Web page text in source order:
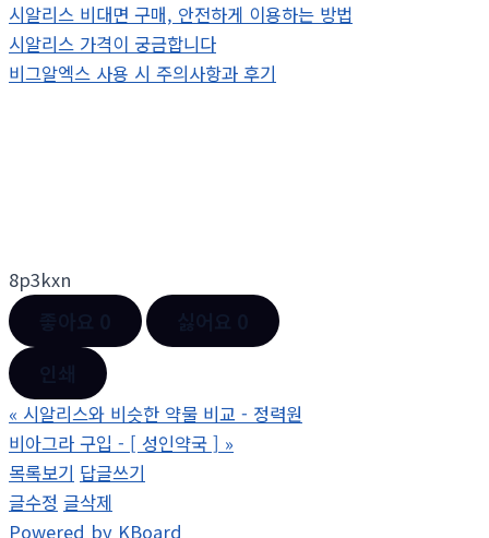
시알리스 비대면 구매, 안전하게 이용하는 방법
시알리스 가격이 궁금합니다
비그알엑스 사용 시 주의사항과 후기
8p3kxn
« 시알리스와 비슷한 약물 비교 - 정력원
비아그라 구입 - [ 성인약국 ] »
목록보기 답글쓰기
글수정 글삭제
Powered by KBoard